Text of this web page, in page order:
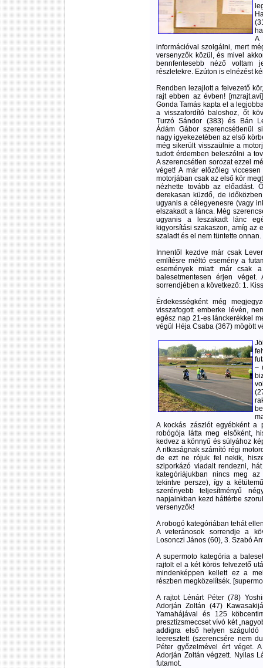
A
információval szolgálni, mert
versenyzők közül, és mivel
bennfentesebb néző voltam
részletekre. Ezúton is elnézést
Rendben lezajlott a felvezető
rajt ebben az évben!
Gonda Tamás kapta el a
a visszafordító baloshoz, őt
Turzó Sándor (383) és Bán
Ádám Gábor szerencsétlenül
nagy igyekezetében az első
még sikerült visszaülnie a
tudott érdemben beleszólni a
A szerencsétlen sorozat ezzel
véget! A már előzőleg
motorjában csak az első kör
nézhette tovább az előadást.
derekasan küzdő, de
ugyanis a célegyenesre (vagy
elszakadt a lánca. Még
ugyanis a leszakadt lánc
kigyorsítási szakaszon, amíg az
szaladt és el nem tüntette onnan.
Innentől kezdve már csak
említésre méltó esemény a
események miatt már csak
balesetmentesen érjen
sorrendjében a következő: 1.
Érdekességként még
visszafogott emberke lévén,
egész nap 21-es lánckerékkel
végül Héja Csaba (367) mögött
–
A kockás zászlót egyébként a
robógója látta meg elsőként,
kedvez a könnyű és súlyához
A ritkaságnak számító régi
de ezt ne rójuk fel nekik,
sziporkázó viadalt rendezni,
kategóriájukban nincs meg
tekintve persze), így a
szerényebb teljesítményű
napjainkban kezd háttérbe
versenyzők!
A robogó kategóriában tehát
A veteránosok sorrendje a
Losonczi János (60), 3. Szabó
A supermoto kategória a
rajtolt el a két körös felvezető
mindenképpen kellett ez a
részben megközelítsék.
A rajtot Lénárt Péter (78)
Adorján Zoltán (47)
Yamahájával és 125
presztízsmeccset vívó két
addigra első helyen
leeresztett (szerencsére nem
Péter győzelmével ért véget.
Adorján Zoltán végzett. Nyilas
futamot.